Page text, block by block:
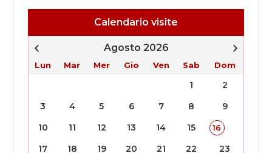
Calendario visite
Agosto 2026
Lun Mar Mer Gio Ven Sab Dom
1
2
3
4 5 6 7 8
9
10
11 12 13 14 15 16
17 18 19 20 21 22
23